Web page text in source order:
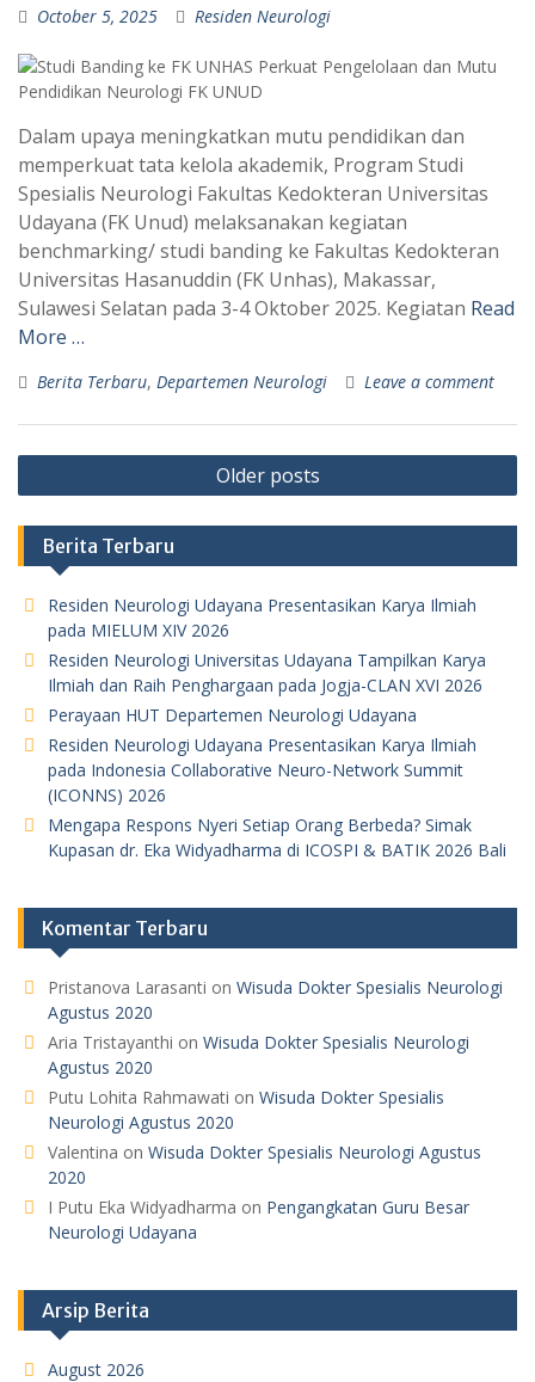
October 5, 2025 Residen Neurologi
Dalam upaya meningkatkan mutu pendidikan dan
memperkuat tata kelola akademik, Program Studi
Spesialis Neurologi Fakultas Kedokteran Universitas
Udayana (FK Unud) melaksanakan kegiatan
benchmarking/ studi banding ke Fakultas Kedokteran
Universitas Hasanuddin (FK Unhas), Makassar,
Sulawesi Selatan pada 3-4 Oktober 2025. Kegiatan Read
More …
Berita Terbaru, Departemen Neurologi Leave a comment
Posts
navigation
Older posts
Berita Terbaru
Residen Neurologi Udayana Presentasikan Karya Ilmiah
pada MIELUM XIV 2026
Residen Neurologi Universitas Udayana Tampilkan Karya
Ilmiah dan Raih Penghargaan pada Jogja-CLAN XVI 2026
Perayaan HUT Departemen Neurologi Udayana
Residen Neurologi Udayana Presentasikan Karya Ilmiah
pada Indonesia Collaborative Neuro-Network Summit
(ICONNS) 2026
Mengapa Respons Nyeri Setiap Orang Berbeda? Simak
Kupasan dr. Eka Widyadharma di ICOSPI & BATIK 2026 Bali
Komentar Terbaru
Pristanova Larasanti on Wisuda Dokter Spesialis Neurologi
Agustus 2020
Aria Tristayanthi on Wisuda Dokter Spesialis Neurologi
Agustus 2020
Putu Lohita Rahmawati on Wisuda Dokter Spesialis
Neurologi Agustus 2020
Valentina on Wisuda Dokter Spesialis Neurologi Agustus
2020
I Putu Eka Widyadharma on Pengangkatan Guru Besar
Neurologi Udayana
Arsip Berita
August 2026